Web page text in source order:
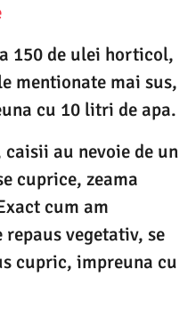
150 de ulei horticol,
mentionate mai sus,
cu 10 litri de apa.
au nevoie de un
cuprice, zeama
cum am
vegetativ, se
cupric, impreuna cu